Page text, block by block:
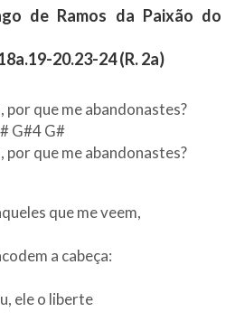
de Ramos da Paixão do
20.23-24 (R. 2a)
por que me abandonastes?
G#4 G#
por que me abandonastes?
que me veem,
a cabeça:
ele o liberte